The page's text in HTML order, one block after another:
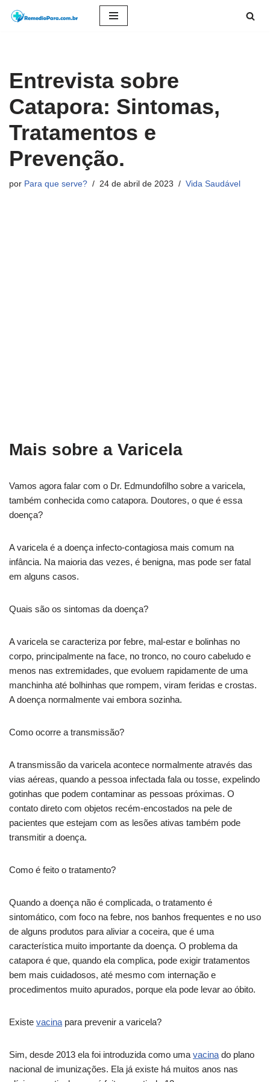
conteúdo
Entrevista sobre
Catapora: Sintomas,
Tratamentos e
Prevenção.
por Para que serve? 24 de abril de 2023 Vida Saudável
Mais sobre a Varicela
Vamos agora falar com o Dr. Edmundofilho sobre a varicela,
também conhecida como catapora. Doutores, o que é essa
doença?
A varicela é a doença infecto-contagiosa mais comum na
infância. Na maioria das vezes, é benigna, mas pode ser fatal
em alguns casos.
Quais são os sintomas da doença?
A varicela se caracteriza por febre, mal-estar e bolinhas no
corpo, principalmente na face, no tronco, no couro cabeludo e
menos nas extremidades, que evoluem rapidamente de uma
manchinha até bolhinhas que rompem, viram feridas e crostas.
A doença normalmente vai embora sozinha.
Como ocorre a transmissão?
A transmissão da varicela acontece normalmente através das
vias aéreas, quando a pessoa infectada fala ou tosse, expelindo
gotinhas que podem contaminar as pessoas próximas. O
contato direto com objetos recém-encostados na pele de
pacientes que estejam com as lesões ativas também pode
transmitir a doença.
Como é feito o tratamento?
Quando a doença não é complicada, o tratamento é
sintomático, com foco na febre, nos banhos frequentes e no uso
de alguns produtos para aliviar a coceira, que é uma
característica muito importante da doença. O problema da
catapora é que, quando ela complica, pode exigir tratamentos
bem mais cuidadosos, até mesmo com internação e
procedimentos muito apurados, porque ela pode levar ao óbito.
Existe vacina para prevenir a varicela?
Sim, desde 2013 ela foi introduzida como uma vacina do plano
nacional de imunizações. Ela já existe há muitos anos nas